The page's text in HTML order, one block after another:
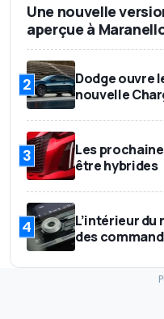
Une nouvelle
aperçue à
2
Dodge ouvre
nouvelle
3
Les
être hybrides
4
L’intérieur du
des